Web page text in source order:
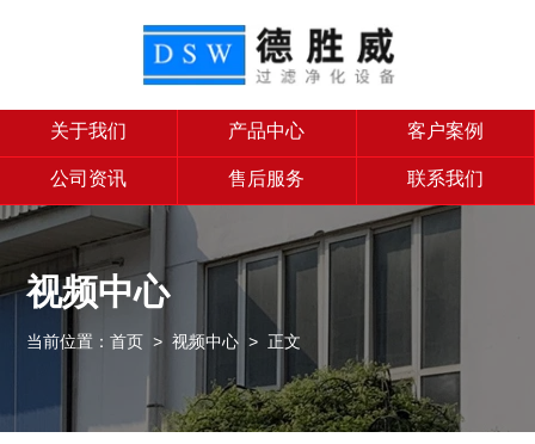
关于我们 产品中心 客户案例
公司资讯 售后服务 联系我们
视频中心
当前位置：首页 >视频中心 > 正文